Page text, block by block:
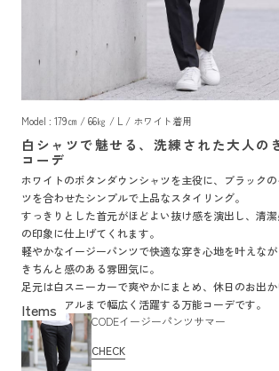
Model : 179㎝ / 66㎏ / L / ホワイト着用
白シャツで魅せる、洗練された大人の
コーデ
ホワイトのボタンダウンシャツを主役に、ブラック
ツを合わせたシンプルで上品なスタイリング。
すっきりとした首元がほどよい抜け感を演出し、清
の印象に仕上げてくれます。
軽やかなイージーパンツで快適な穿き心地を叶えな
きちんと感のある雰囲気に。
足元は白スニーカーで爽やかにまとめ、休日のお出か
スカジュアルまで幅広く活躍する万能コーデです。
CODEイージーパンツサマー
CHECK